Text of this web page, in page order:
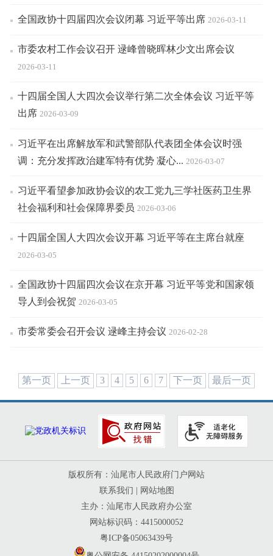
全国政协十四届四次会议闭幕 习近平等出席 2026-03-11
市委农村工作会议召开 逯峰曾晓晖林少文出席会议
2026-03-11
十四届全国人大四次会议举行第二次全体会议 习近平等
出席 2026-03-09
习近平在出席解放军和武警部队代表团全体会议时强
调：充分发挥政治建军特有优势 凝心... 2026-03-07
习近平看望参加政协会议的农工党九三学社医药卫生界
社会福利和社会保障界委员 2026-03-06
十四届全国人大四次会议开幕 习近平等在主席台就座
2026-03-05
全国政协十四届四次会议在京开幕 习近平等党和国家领
导人到会祝贺 2026-03-05
市委常委会召开会议 逯峰主持会议 2026-02-28
第一页 上一页 3 4 5 6 7 下一页 最后一页
版权所有：汕尾市人民政府门户网站
联系我们 | 网站地图
主办：汕尾市人民政府办公室
网站标识码：4415000052
粤ICP备05063439号